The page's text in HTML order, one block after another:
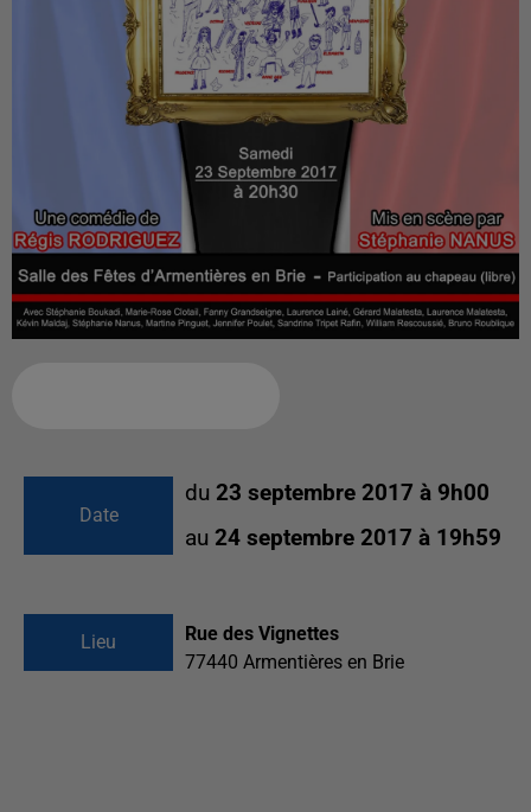
Date
du 23 septembre 2017 à 9h00
au 24 septembre 2017 à 19h59
Lieu
Rue des Vignettes
77440 Armentières en Brie